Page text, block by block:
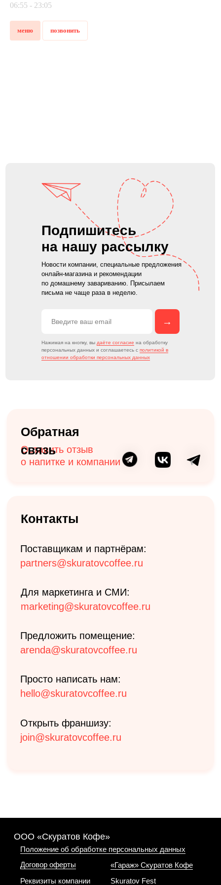
06:55 - 23:05
меню позвонить
Подпишитесь
на нашу рассылку
Новости компании, специальные предложения
онлайн-магазина и рекомендации
по домашнему завариванию. Присылаем
письма не чаще раза в неделю.
→
Нажимая на кнопку, вы даёте согласие на обработку
персональных данных и соглашаетесь c политикой в
отношении обработки персональных данных
Открыть франшизу:
join@skuratovcoffee.ru